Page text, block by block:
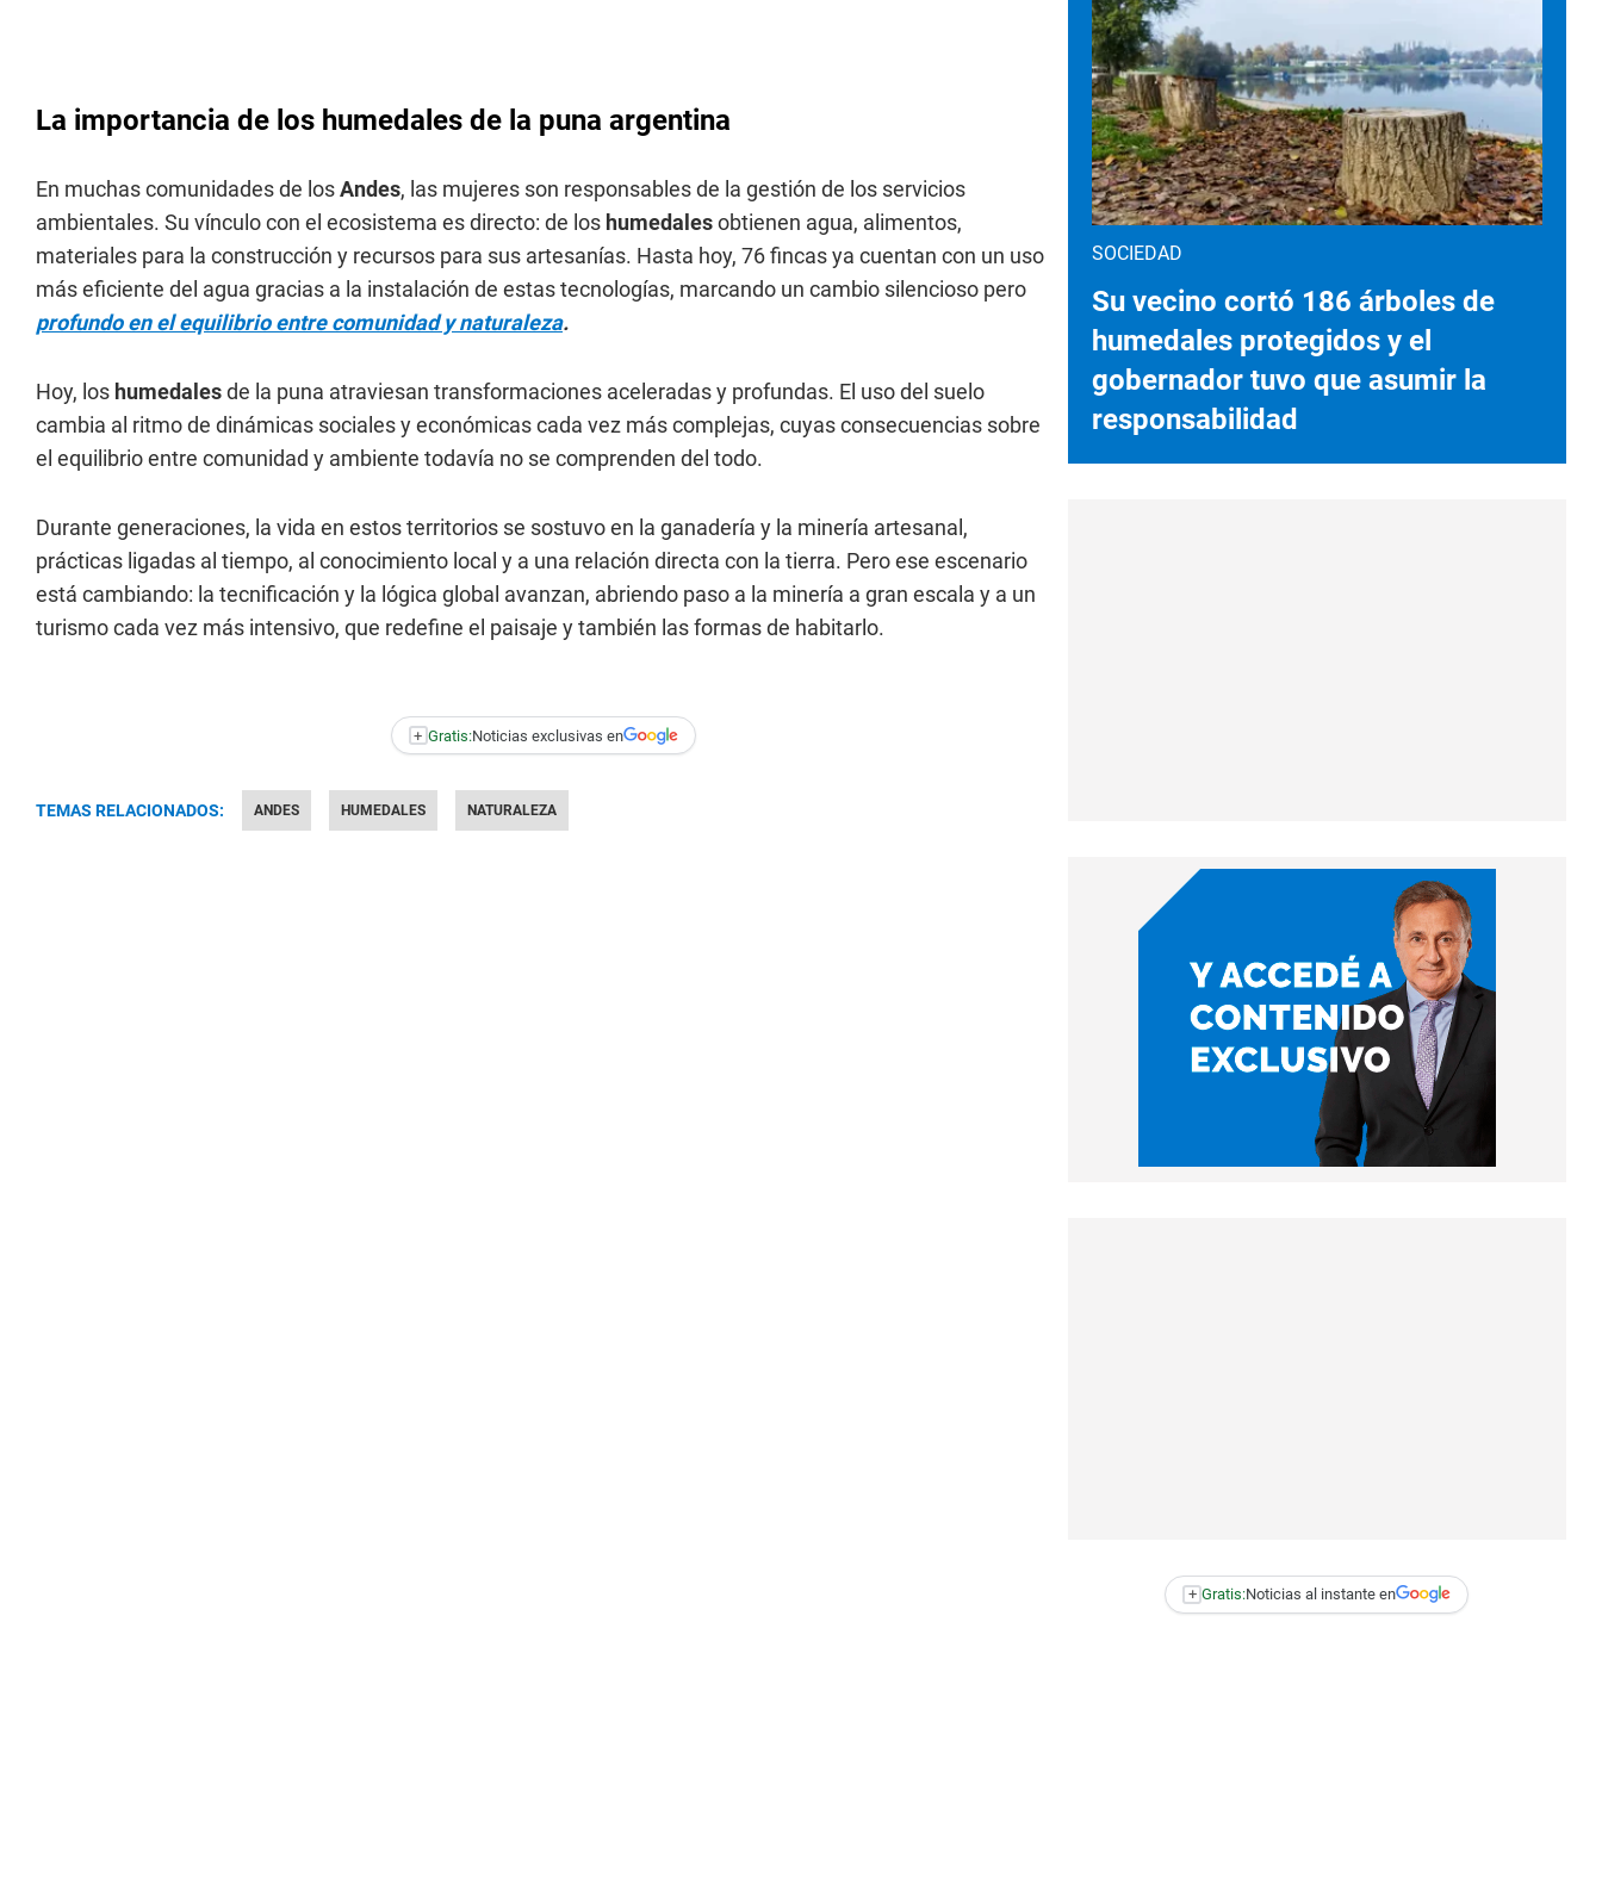
La importancia de los humedales de la puna argentina
En muchas comunidades de losAndes, las mujeres son responsables de la gestión de los servicios
ambientales. Su vínculo con el ecosistema es directo: de los humedalesobtienen agua, alimentos,
materiales para la construcción y recursos para sus artesanías. Hasta hoy, 76 fincas ya cuentan con un uso
más eficiente del agua gracias a la instalación de estas tecnologías, marcando un cambio silencioso pero
profundo en el equilibrio entre comunidad y naturaleza.
Hoy, los humedalesde la puna atraviesan transformaciones aceleradas y profundas. El uso del suelo
cambia al ritmo de dinámicas sociales y económicas cada vez más complejas, cuyas consecuencias sobre
el equilibrio entre comunidad y ambiente todavía no se comprenden del todo.
Durante generaciones, la vida en estos territorios se sostuvo en la ganadería y la minería artesanal,
prácticas ligadas al tiempo, al conocimiento local y a una relación directa con la tierra. Pero ese escenario
está cambiando: la tecnificación y la lógica global avanzan, abriendo paso a la minería a gran escala y a un
turismo cada vez más intensivo, que redefine el paisaje y también las formas de habitarlo.
+ Gratis:Noticias exclusivas en
TEMAS RELACIONADOS: ANDES HUMEDALES NATURALEZA
SOCIEDAD
Su vecino cortó 186 árboles de
humedales protegidos y el
gobernador tuvo que asumir la
responsabilidad
+ Gratis:Noticias al instante en